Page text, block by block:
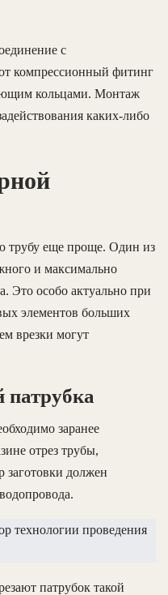
с
компрессионный фитинг
кольцами. Монтаж
каких-либо
трубу еще проще. Один из
и максимально
Это особо актуально при
элементов больших
врезки могут
патрубка
заранее
отрез трубы,
должен
патрубок такой